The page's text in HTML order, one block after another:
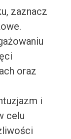
zaznacz
oraz
i
celu